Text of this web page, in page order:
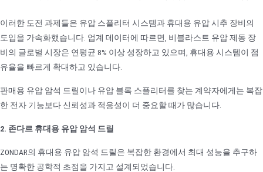
이러한 도전 과제들은 유압 스플리터 시스템과 휴대용 유압 시추 장비의
도입을 가속화했습니다. 업계 데이터에 따르면, 비블라스트 유압 제동 장
비의 글로벌 시장은 연평균 8% 이상 성장하고 있으며, 휴대용 시스템이 점
유율을 빠르게 확대하고 있습니다.
판매용 유압 암석 드릴이나 유압 블록 스플리터를 찾는 계약자에게는 복잡
한 전자 기능보다 신뢰성과 적응성이 더 중요할 때가 많습니다.
2. 존다르 휴대용 유압 암석 드릴
ZONDAR의 휴대용 유압 암석 드릴은 복잡한 환경에서 최대 성능을 추구하
는 명확한 공학적 초점을 가지고 설계되었습니다.